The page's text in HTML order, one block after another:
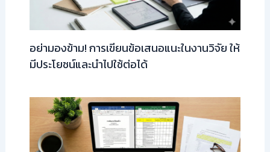
อย่ามองข้าม! การเขียนข้อเสนอแนะในงานวิจัย ให้
มีประโยชน์และนำไปใช้ต่อได้